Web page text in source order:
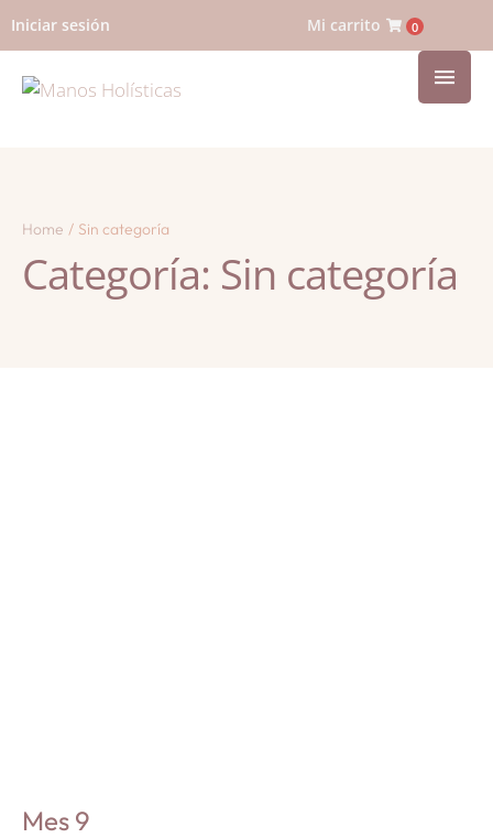
Iniciar sesión Mi carrito 0
Home / Sin categoría
Categoría: Sin categoría
Mes 9